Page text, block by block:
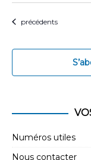
Évènements
précédents
Numéros utiles
Nous contacter